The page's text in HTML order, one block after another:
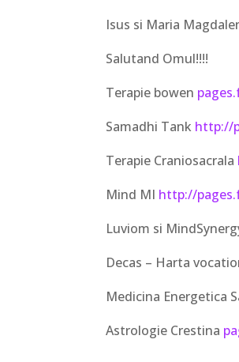
Isus si Maria
Salutand Omul!!!!
Terapie bowen
Samadhi Tank http://
Terapie Craniosacrala
Mind MI http://
Luviom si
Decas – Harta
Medicina Energetica
Astrologie Crestina